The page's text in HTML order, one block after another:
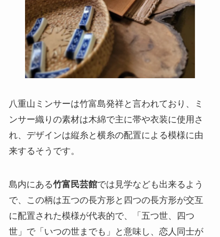
八重山ミンサーは竹富島発祥と言われており、ミ
ンサー織りの素材は木綿で主に帯や衣装に使用さ
れ、デザインは縦糸と横糸の配置による模様に由
来するそうです。
島内にある竹富民芸館では見学なども出来るよう
で、この柄は五つの長方形と四つの長方形が交互
に配置された模様が代表的で、「五つ世、四つ
世」で「いつの世までも」と意味し、恋人同士が